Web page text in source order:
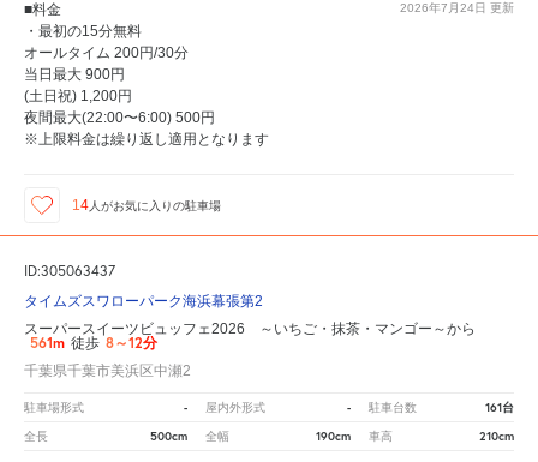
2026年7月24日 更新
■料金
・最初の15分無料
オールタイム 200円/30分
当日最大 900円
(土日祝) 1,200円
夜間最大(22:00〜6:00) 500円
※上限料金は繰り返し適用となります
14人がお気に入りの駐車場
ID:305063437
タイムズスワローパーク海浜幕張第2
スーパースイーツビュッフェ2026 ～いちご・抹茶・マンゴー～から
561m 徒歩 8～12分
千葉県千葉市美浜区中瀬2
駐車場形式 - 屋内外形式 - 駐車台数 161台
全長 500cm 全幅 190cm 車高 210cm